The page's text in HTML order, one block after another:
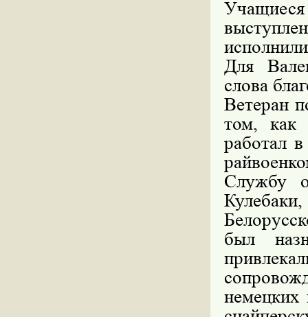
Для
слова
Ветеран
том, как
работал
Службу
был
немецких